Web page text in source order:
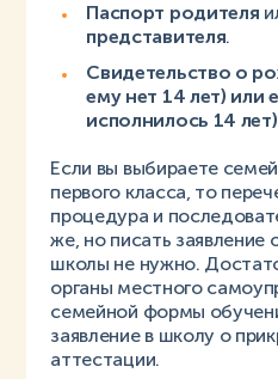
Паспорт родителя
представителя.
Свидетельство о
ему нет 14 лет) или
исполнилось 14
Если вы выбираете
первого класса, то
процедура и
же, но писать заявление
школы не нужно.
органы местного
семейной формы
заявление в школу о
аттестации.